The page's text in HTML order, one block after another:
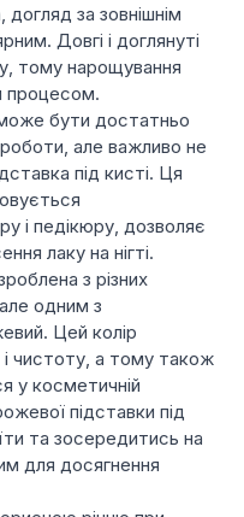
за зовнішнім
Довгі і доглянуті
тому нарощування
процесом.
бути достатньо
але важливо не
під кисті. Ця
і педікюру, дозволяє
лаку на нігті.
з різних
але одним з
Цей колір
і чистоту, а тому також
у косметичній
підставки під
та зосередитись на
для досягнення